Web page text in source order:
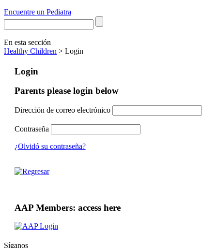
Encuentre un Pediatra
En esta sección
Healthy Children > Login
Login
Parents please login below
Dirección de correo electrónico
Contraseña
¿Olvidó su contraseña?
AAP Members: access here
Síganos